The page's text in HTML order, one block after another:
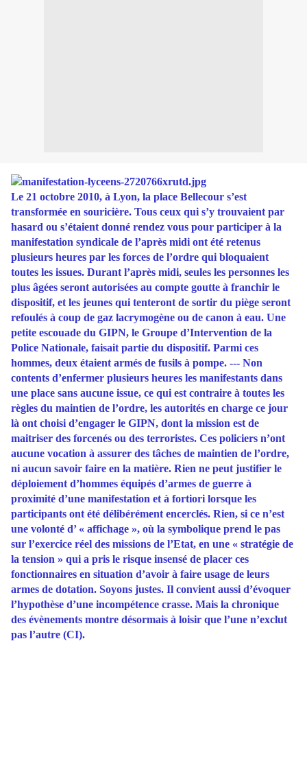
Le 21 octobre 2010, à Lyon, la place Bellecour s’est
transformée en souricière. Tous ceux qui s’y trouvaient par
hasard ou s’étaient donné rendez vous pour participer à la
manifestation syndicale de l’après midi ont été retenus
plusieurs heures par les forces de l’ordre qui bloquaient
toutes les issues. Durant l’après midi, seules les personnes les
plus âgées seront autorisées au compte goutte à franchir le
dispositif, et les jeunes qui tenteront de sortir du piège seront
refoulés à coup de gaz lacrymogène ou de canon à eau. Une
petite escouade du GIPN, le Groupe d’Intervention de la
Police Nationale, faisait partie du dispositif. Parmi ces
hommes, deux étaient armés de fusils à pompe. --- Non
contents d’enfermer plusieurs heures les manifestants dans
une place sans aucune issue, ce qui est contraire à toutes les
règles du maintien de l’ordre, les autorités en charge ce jour
là ont choisi d’engager le GIPN, dont la mission est de
maitriser des forcenés ou des terroristes. Ces policiers n’ont
aucune vocation à assurer des tâches de maintien de l’ordre,
ni aucun savoir faire en la matière. Rien ne peut justifier le
déploiement d’hommes équipés d’armes de guerre à
proximité d’une manifestation et à fortiori lorsque les
participants ont été délibérément encerclés. Rien, si ce n’est
une volonté d’ « affichage », où la symbolique prend le pas
sur l’exercice réel des missions de l’Etat, en une « stratégie de
la tension » qui a pris le risque insensé de placer ces
fonctionnaires en situation d’avoir à faire usage de leurs
armes de dotation. Soyons justes. Il convient aussi d’évoquer
l’hypothèse d’une incompétence crasse. Mais la chronique
des évènements montre désormais à loisir que l’une n’exclut
pas l’autre (CI).